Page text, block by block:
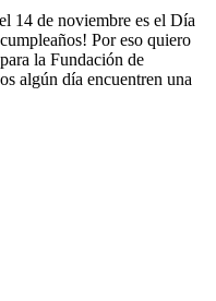
14 de noviembre es el Día
Por eso quiero
la Fundación de
algún día encuentren una